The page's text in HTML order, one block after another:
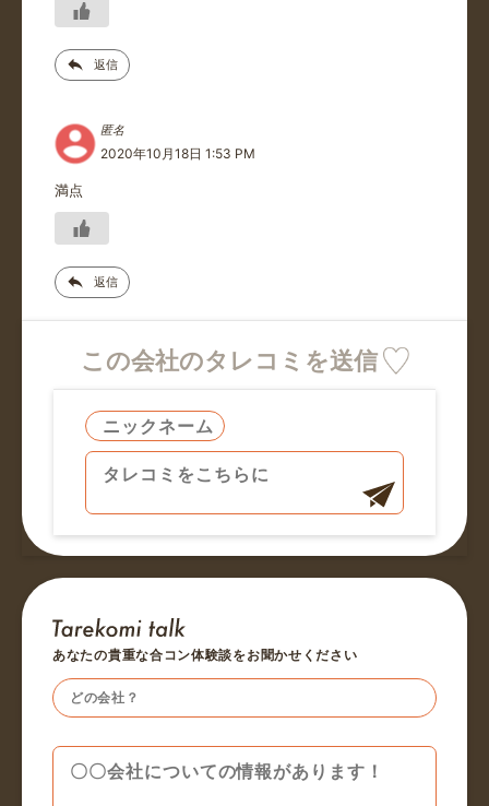
返信
匿名
2020年10月18日 1:53 PM
満点
返信
この会社のタレコミを送信
あなたの貴重な合コン体験談をお聞かせください